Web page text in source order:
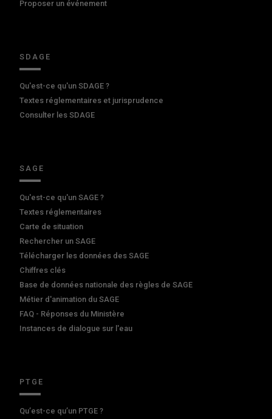
Proposer un événement
SDAGE
Qu'est-ce qu'un SDAGE ?
Textes réglementaires et jurisprudence
Consulter les SDAGE
SAGE
Qu'est-ce qu'un SAGE ?
Textes réglementaires
Carte de situation
Rechercher un SAGE
Télécharger les données des SAGE
Chiffres clés
Base de données nationale des règles de SAGE
Métier d'animation du SAGE
FAQ - Réponses du Ministère
Instances de dialogue sur l'eau
PTGE
Qu’est-ce qu’un PTGE ?